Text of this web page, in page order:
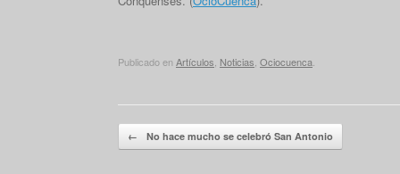
Publicado en Artículos, Noticias, Ociocuenca.
Navegador de artículos
← No hace mucho se celebró San Antonio